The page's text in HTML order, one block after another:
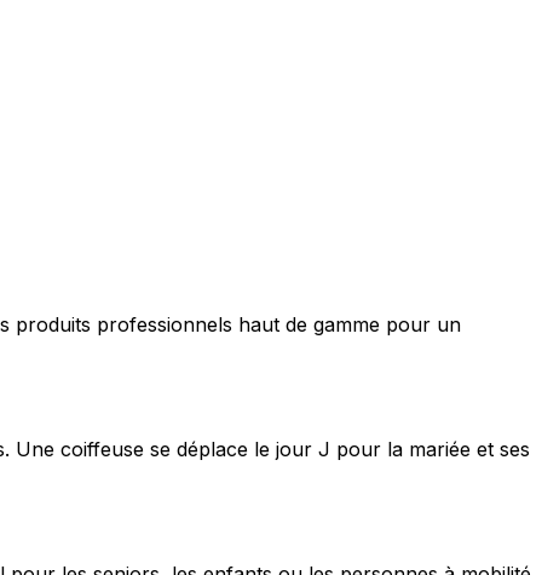
produits professionnels haut de gamme pour un
Une coiffeuse se déplace le jour J pour la mariée et ses